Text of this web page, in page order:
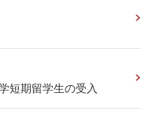
短期留学生の受入